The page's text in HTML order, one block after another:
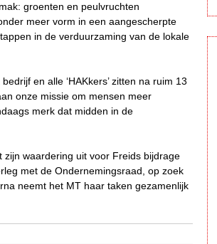
groenten en peulvruchten
meer vorm in een aangescherpte
in de verduurzaming van de lokale
en alle ‘HAKkers’ zitten na ruim 13
onze missie om mensen meer
merk dat midden in de
zijn waardering uit voor Freids bijdrage
met de Ondernemingsraad, op zoek
neemt het MT haar taken gezamenlijk